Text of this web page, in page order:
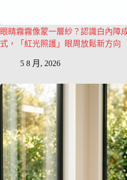
眼睛霧霧像蒙一層紗？認識白內障
式，「紅光照護」眼周放鬆新方向
5 8 月, 2026